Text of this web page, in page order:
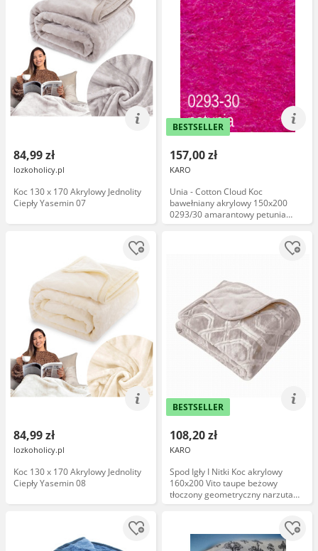
84,99 zł
lozkoholicy.pl
Koc 130 x 170 Akrylowy Jednolity
Ciepły Yasemin 07
BESTSELLER
157,00 zł
KARO
Unia - Cotton Cloud Koc
bawełniany akrylowy 150x200
0293/30 amarantowy petunia
jednobarwny narzuta pled
84,99 zł
lozkoholicy.pl
Koc 130 x 170 Akrylowy Jednolity
Ciepły Yasemin 08
BESTSELLER
108,20 zł
KARO
Spod Igły I Nitki Koc akrylowy
160x200 Vito taupe beżowy
tłoczony geometryczny narzuta
dekoracyjna